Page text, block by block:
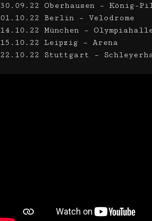
30.09.22 Oberhausen – König-
01.10.22 Berlin – Velodrome
14.10.22 München –
15.10.22 Leipzig – Arena
22.10.22 Stuttgart –